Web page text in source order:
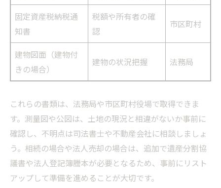
固定資産税納税通
知書
税額や所有者の確
認
市区町村
建物図面（建物付
きの場合）
建物の状況把握 法務局
これらの書類は、法務局や市区町村役場で取得できま
す。測量図や公図は、土地の現況と相違がないか事前に
確認し、不明点は司法書士や不動産会社に相談しましょ
う。相続の場合や法人売却の場合は、追加で遺産分割協
議書や法人登記簿謄本が必要となるため、事前にリスト
アップして準備を進めることが大切です。